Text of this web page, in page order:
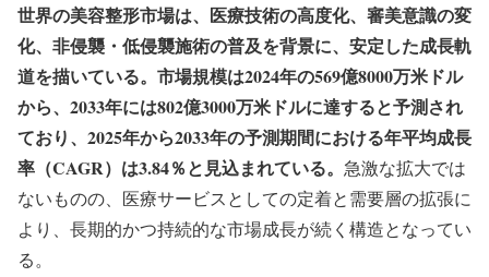
世界の美容整形市場は、医療技術の高度化、審美意識の変
化、非侵襲・低侵襲施術の普及を背景に、安定した成長軌
道を描いている。市場規模は2024年の569億8000万米ドル
から、2033年には802億3000万米ドルに達すると予測され
ており、2025年から2033年の予測期間における年平均成長
率（CAGR）は3.84％と見込まれている。 急激な拡大では
ないものの、医療サービスとしての定着と需要層の拡張に
より、長期的かつ持続的な市場成長が続く構造となってい
る。